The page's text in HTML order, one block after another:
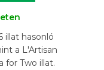
illat hasonló
a L'Artisan
for Two illat.